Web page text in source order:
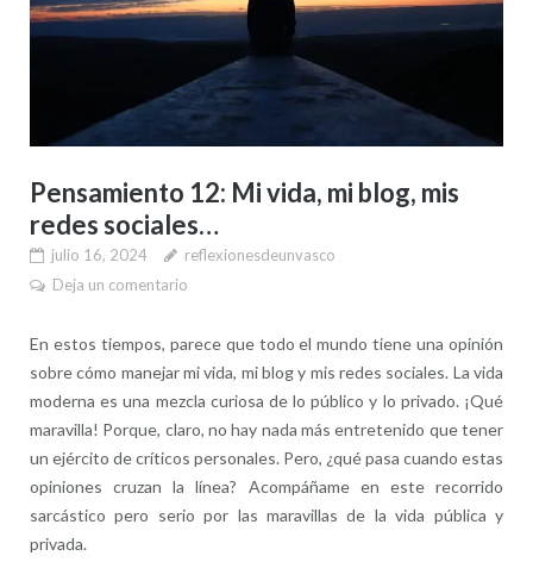
Pensamiento 12: Mi vida, mi blog, mis
redes sociales…
julio 16, 2024
reflexionesdeunvasco
Deja un comentario
En estos tiempos, parece que todo el mundo tiene una opinión
sobre cómo manejar mi vida, mi blog y mis redes sociales. La vida
moderna es una mezcla curiosa de lo público y lo privado. ¡Qué
maravilla! Porque, claro, no hay nada más entretenido que tener
un ejército de críticos personales. Pero, ¿qué pasa cuando estas
opiniones cruzan la línea? Acompáñame en este recorrido
sarcástico pero serio por las maravillas de la vida pública y
privada.